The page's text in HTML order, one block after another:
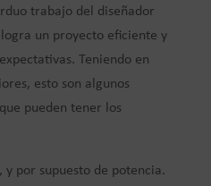
trabajo del diseñador
un proyecto eficiente y
Teniendo en
esto son algunos
pueden tener los
por supuesto de potencia.